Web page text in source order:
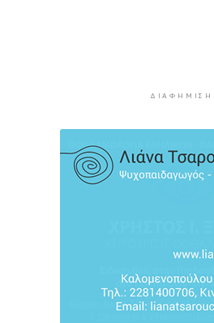
ανατιμήσεων - Οι
πίεση
3 ώρες 58 λεπτά πρίν
ΔΙΑΦΉΜΙΣΗ